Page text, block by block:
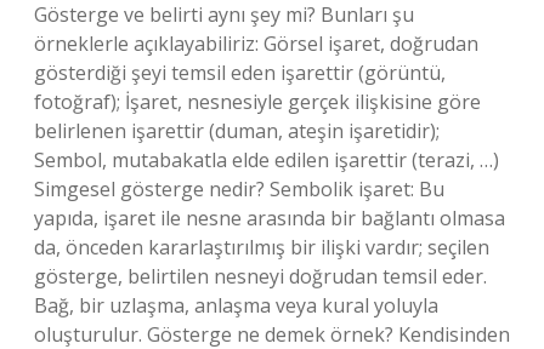
Gösterge ve belirti aynı şey mi? Bunları şu
örneklerle açıklayabiliriz: Görsel işaret, doğrudan
gösterdiği şeyi temsil eden işarettir (görüntü,
fotoğraf); İşaret, nesnesiyle gerçek ilişkisine göre
belirlenen işarettir (duman, ateşin işaretidir);
Sembol, mutabakatla elde edilen işarettir (terazi, …)
Simgesel gösterge nedir? Sembolik işaret: Bu
yapıda, işaret ile nesne arasında bir bağlantı olmasa
da, önceden kararlaştırılmış bir ilişki vardır; seçilen
gösterge, belirtilen nesneyi doğrudan temsil eder.
Bağ, bir uzlaşma, anlaşma veya kural yoluyla
oluşturulur. Gösterge ne demek örnek? Kendisinden